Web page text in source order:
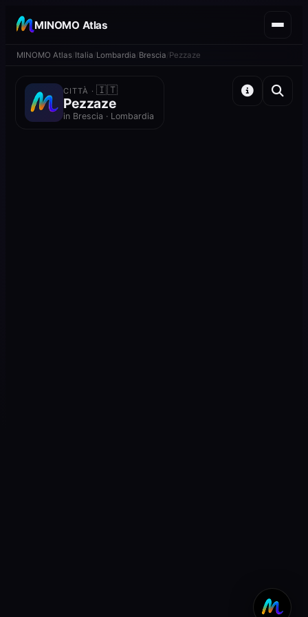
MINOMO Atlas
MINOMO Atlas Italia Lombardia Brescia Pezzaze
CITTÀ ·🇮🇹
Pezzaze
in Brescia · Lombardia